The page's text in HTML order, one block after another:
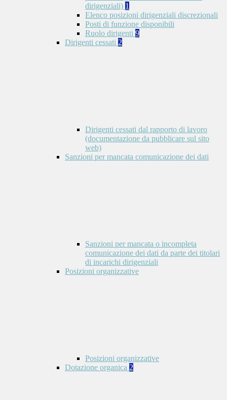
dirigenziali) 1
Elenco posizioni dirigenziali discrezionali
Posti di funzione disponibili
Ruolo dirigenti 9
Dirigenti cessati 2
Dirigenti cessati dal rapporto di lavoro
(documentazione da pubblicare sul sito
web)
Sanzioni per mancata comunicazione dei dati
Sanzioni per mancata o incompleta
comunicazione dei dati da parte dei titolari
di incarichi dirigenziali
Posizioni organizzative
Posizioni organizzative
Dotazione organica 2